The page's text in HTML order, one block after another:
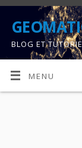
BLOG ET
MENU